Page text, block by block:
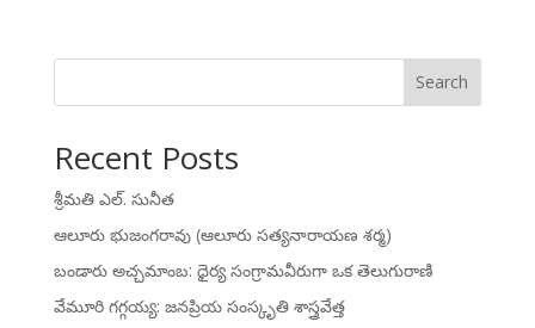
Search
Recent Posts
శ్రీమతి ఎల్. సునీత
ఆలూరు భుజంగరావు (ఆలూరు సత్యనారాయణ శర్మ)
బండారు అచ్చమాంబ: ధైర్య సంగ్రామవీరుగా ఒక తెలుగురాణి
వేమూరి గగ్గయ్య: జనప్రియ సంస్కృతి శాస్త్రవేత్త